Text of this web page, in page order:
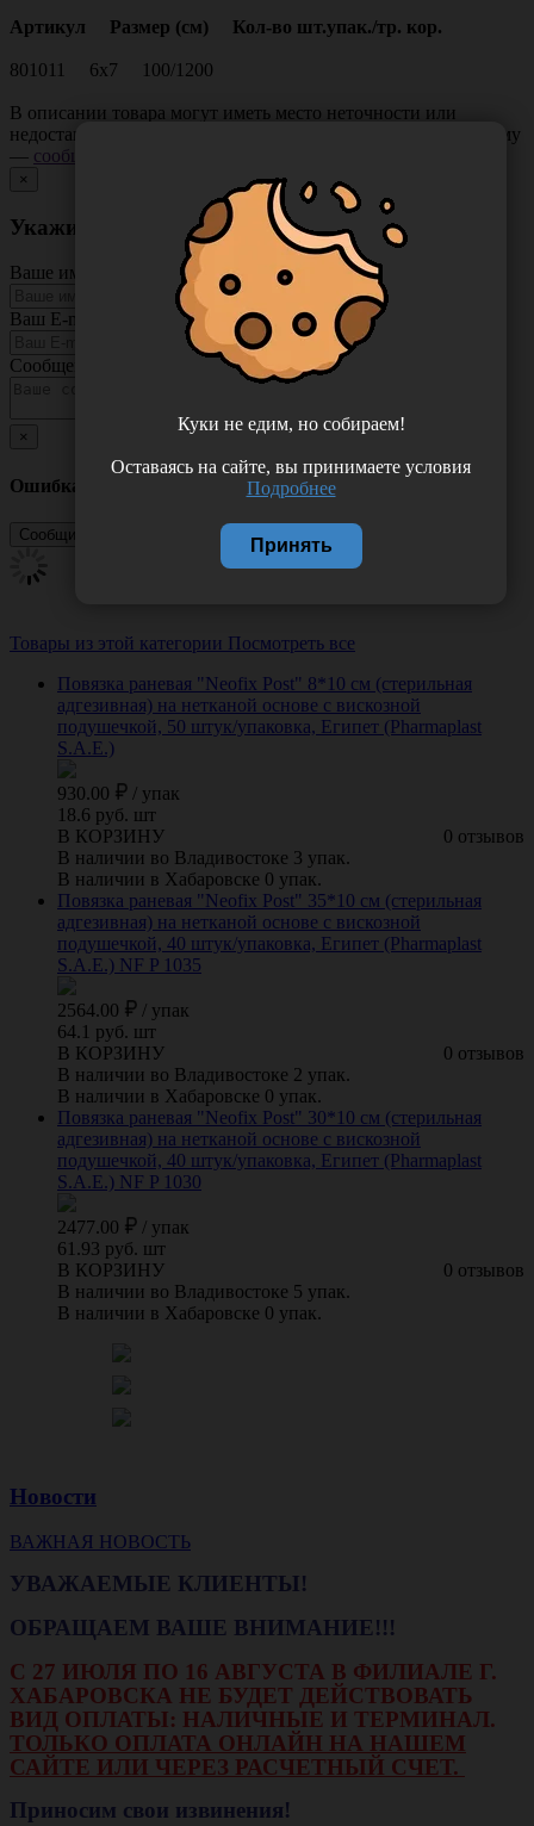
Артикул Размер (см) Кол-во шт.упак./тр. кор.
801011 6x7 100/1200
В описании товара могут иметь место неточности или
недостающая информация. Если вы заметили такую проблему
— сообщите нам
×
Укажите неточность в описании товара
Ваше имя
Ваш E-mail
Сообщение
×
Ошибка
Товары из этой категории Посмотреть все
Повязка раневая "Neofix Post" 8*10 см (стерильная
адгезивная) на нетканой основе с вискозной
подушечкой, 50 штук/упаковка, Египет (Pharmaplast
S.A.E.)
930.00 / упак
18.6 руб. шт
0 отзывов
В КОРЗИНУ
В наличии во Владивостоке 3 упак.
В наличии в Хабаровске 0 упак.
Повязка раневая "Neofix Post" 35*10 см (стерильная
адгезивная) на нетканой основе с вискозной
подушечкой, 40 штук/упаковка, Египет (Pharmaplast
S.A.E.) NF P 1035
2564.00 / упак
64.1 руб. шт
0 отзывов
В КОРЗИНУ
В наличии во Владивостоке 2 упак.
В наличии в Хабаровске 0 упак.
Повязка раневая "Neofix Post" 30*10 см (стерильная
адгезивная) на нетканой основе с вискозной
подушечкой, 40 штук/упаковка, Египет (Pharmaplast
S.A.E.) NF P 1030
2477.00 / упак
61.93 руб. шт
0 отзывов
В КОРЗИНУ
В наличии во Владивостоке 5 упак.
В наличии в Хабаровске 0 упак.
Новости
ВАЖНАЯ НОВОСТЬ
УВАЖАЕМЫЕ КЛИЕНТЫ!
ОБРАЩАЕМ ВАШЕ ВНИМАНИЕ!!!
С 27 ИЮЛЯ ПО 16 АВГУСТА В ФИЛИАЛЕ Г.
ХАБАРОВСКА НЕ БУДЕТ ДЕЙСТВОВАТЬ
ВИД ОПЛАТЫ: НАЛИЧНЫЕ И ТЕРМИНАЛ.
ТОЛЬКО ОПЛАТА ОНЛАЙН НА НАШЕМ
САЙТЕ ИЛИ ЧЕРЕЗ РАСЧЕТНЫЙ СЧЕТ.
Приносим свои извинения!
Куки не едим, но собираем!
Оставаясь на сайте, вы принимаете условия
Подробнее
Принять